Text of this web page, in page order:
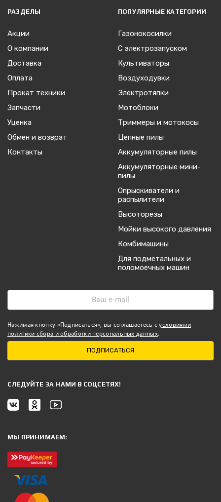
РАЗДЕЛЫ
Акции
О компании
Доставка
Оплата
Прокат техники
Запчасти
Уценка
Обмен и возврат
Контакты
ПОПУЛЯРНЫЕ КАТЕГОРИИ
Газонокосилки
С электрозапуском
Культиваторы
Воздуходувки
Электротяпки
Мотоблоки
Триммеры и мотокосы
Цепные пилы
Аккумуляторные пилы
Аккумуляторные мини-
пилы
Опрыскиватели и
распылители
Высоторезы
Мойки высокого давления
Комбимашины
Для подметальных и
поломоечных машин
Нажимая кнопку «Подписаться», вы соглашаетесь сусловиями
политики сбора и обработки персональных данных.
ПОДПИСАТЬСЯ
CЛЕДУЙТЕ ЗА НАМИ В СОЦСЕТЯХ!
МЫ ПРИНИМАЕМ: